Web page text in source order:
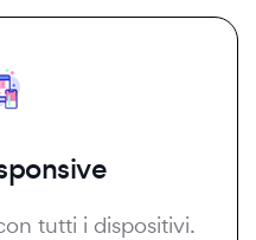
tutti i dispositivi.